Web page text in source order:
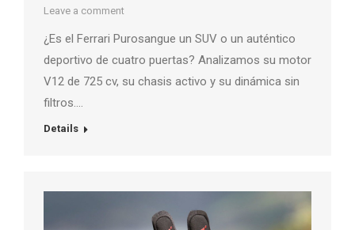
Leave a comment
¿Es el Ferrari Purosangue un SUV o un auténtico
deportivo de cuatro puertas? Analizamos su motor
V12 de 725 cv, su chasis activo y su dinámica sin
filtros….
Details